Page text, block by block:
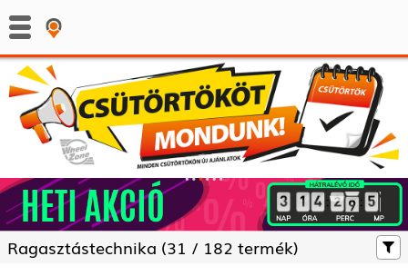
: :
Ragasztás­technika (31 / 182 termék)